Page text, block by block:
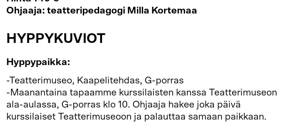
Ohjaaja: teatteripedagogi Milla Kortemaa
HYPPYKUVIOT
Hyppypaikka:
-Teatterimuseo, Kaapelitehdas, G-porras
-Maanantaina tapaamme kurssilaisten kanssa Teatterimuseon
ala-aulassa, G-porras klo 10. Ohjaaja hakee joka päivä
kurssilaiset Teatterimuseoon ja palauttaa samaan paikkaan.